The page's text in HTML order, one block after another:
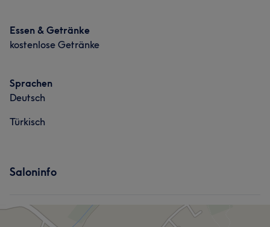
Essen & Getränke
kostenlose Getränke
Sprachen
Deutsch
Türkisch
Saloninfo